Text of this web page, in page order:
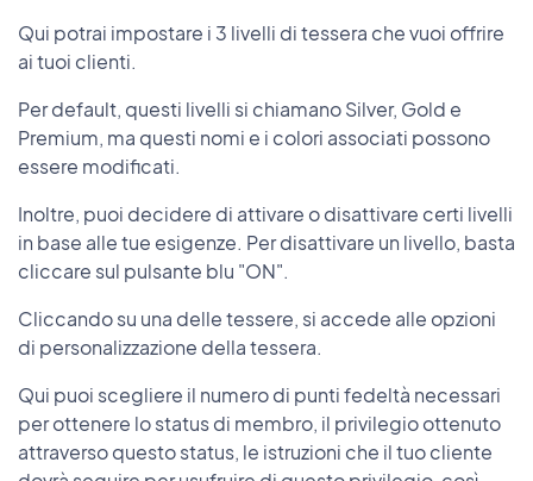
Qui potrai impostare i 3 livelli di tessera che vuoi offrire
ai tuoi clienti.
Per default, questi livelli si chiamano Silver, Gold e
Premium, ma questi nomi e i colori associati possono
essere modificati.
Inoltre, puoi decidere di attivare o disattivare certi livelli
in base alle tue esigenze. Per disattivare un livello, basta
cliccare sul pulsante blu "ON".
Cliccando su una delle tessere, si accede alle opzioni
di personalizzazione della tessera.
Qui puoi scegliere il numero di punti fedeltà necessari
per ottenere lo status di membro, il privilegio ottenuto
attraverso questo status, le istruzioni che il tuo cliente